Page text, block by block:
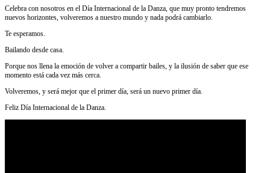
Celebra con nosotros en el Día Internacional de la Danza, que muy pronto tendremos
nuevos horizontes, volveremos a nuestro mundo y nada podrá cambiarlo.
Te esperamos.
Bailando desde casa.
Porque nos llena la emoción de volver a compartir bailes, y la ilusión de saber que ese
momento está cada vez más cerca.
Volveremos, y será mejor que el primer día, será un nuevo primer día.
Feliz Día Internacional de la Danza.